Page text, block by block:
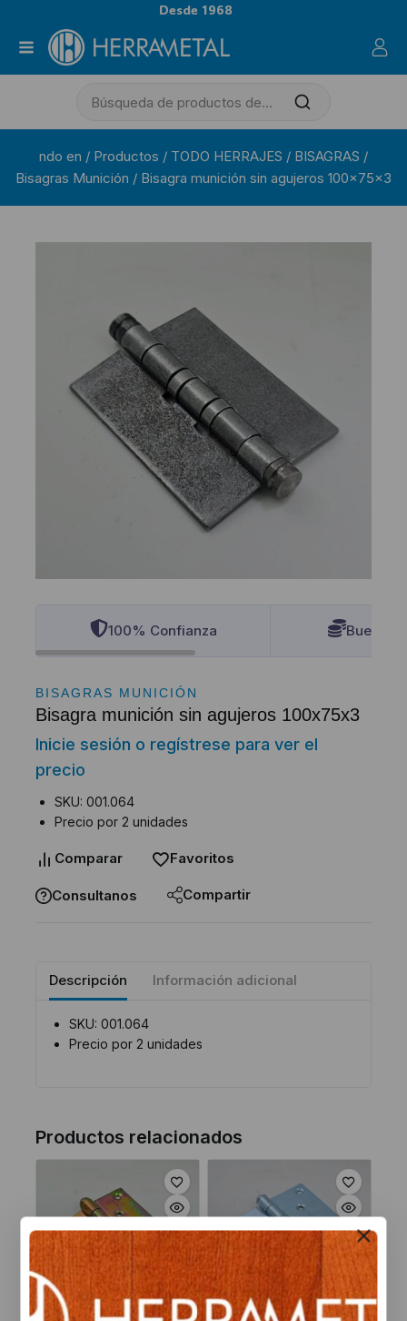
Desde 1968
ndo en / Productos / TODO HERRAJES / BISAGRAS /
Bisagras Munición / Bisagra munición sin agujeros 100x75x3
100% Confianza Buenos
BISAGRAS MUNICIÓN
Bisagra munición sin agujeros 100x75x3
Inicie sesión o regístrese para ver el
precio
SKU: 001.064
Precio por 2 unidades
Comparar Favoritos
Consultanos Compartir
Descripción Información adicional
SKU: 001.064
Precio por 2 unidades
Productos relacionados